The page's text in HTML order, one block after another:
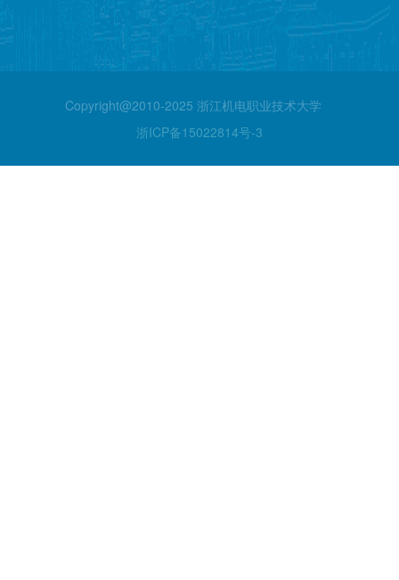
Copyright@2010-2025 浙江机电职业技术大学
浙ICP备15022814号-3